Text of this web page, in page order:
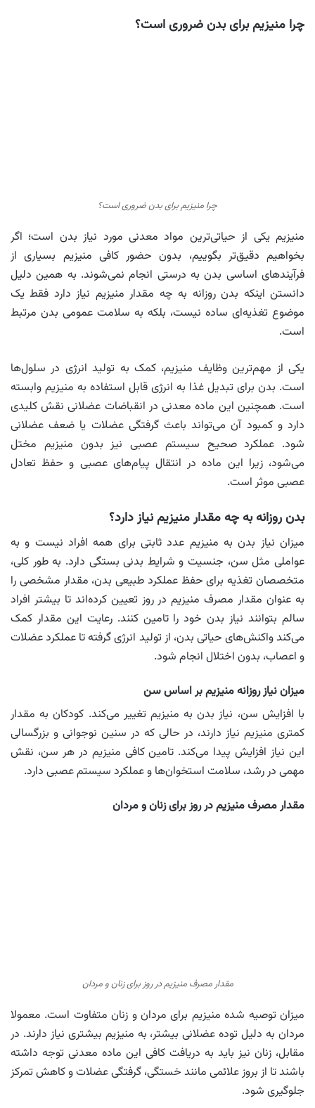
چرا منیزیم برای بدن ضروری است؟
چرا منیزیم برای بدن ضروری است؟
منیزیم یکی از حیاتی‌ترین مواد معدنی مورد نیاز بدن است؛ اگر
بخواهیم دقیق‌تر بگوییم، بدون حضور کافی منیزیم بسیاری از
فرآیندهای اساسی بدن به درستی انجام نمی‌شوند. به همین دلیل
دانستن اینکه بدن روزانه به چه مقدار منیزیم نیاز دارد فقط یک
موضوع تغذیه‌ای ساده نیست، بلکه به سلامت عمومی بدن مرتبط
است.
یکی از مهم‌ترین وظایف منیزیم، کمک به تولید انرژی در سلول‌ها
است. بدن برای تبدیل غذا به انرژی قابل استفاده به منیزیم وابسته
است. همچنین این ماده معدنی در انقباضات عضلانی نقش کلیدی
دارد و کمبود آن می‌تواند باعث گرفتگی عضلات یا ضعف عضلانی
شود. عملکرد صحیح سیستم عصبی نیز بدون منیزیم مختل
می‌شود، زیرا این ماده در انتقال پیام‌های عصبی و حفظ تعادل
عصبی موثر است.
بدن روزانه به چه مقدار منیزیم نیاز دارد؟
میزان نیاز بدن به منیزیم عدد ثابتی برای همه افراد نیست و به
عواملی مثل سن، جنسیت و شرایط بدنی بستگی دارد. به طور کلی،
متخصصان تغذیه برای حفظ عملکرد طبیعی بدن، مقدار مشخصی را
به عنوان مقدار مصرف منیزیم در روز تعیین کرده‌اند تا بیشتر افراد
سالم بتوانند نیاز بدن خود را تامین کنند. رعایت این مقدار کمک
می‌کند واکنش‌های حیاتی بدن، از تولید انرژی گرفته تا عملکرد عضلات
و اعصاب، بدون اختلال انجام شود.
میزان نیاز روزانه منیزیم بر اساس سن
با افزایش سن، نیاز بدن به منیزیم تغییر می‌کند. کودکان به مقدار
کمتری منیزیم نیاز دارند، در حالی که در سنین نوجوانی و بزرگسالی
این نیاز افزایش پیدا می‌کند. تامین کافی منیزیم در هر سن، نقش
مهمی در رشد، سلامت استخوان‌ها و عملکرد سیستم عصبی دارد.
مقدار مصرف منیزیم در روز برای زنان و مردان
مقدار مصرف منیزیم در روز برای زنان و مردان
میزان توصیه شده منیزیم برای مردان و زنان متفاوت است. معمولا
مردان به دلیل توده عضلانی بیشتر، به منیزیم بیشتری نیاز دارند. در
مقابل، زنان نیز باید به دریافت کافی این ماده معدنی توجه داشته
باشند تا از بروز علائمی مانند خستگی، گرفتگی عضلات و کاهش تمرکز
جلوگیری شود.